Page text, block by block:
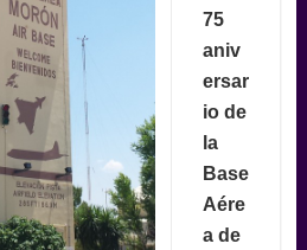
75
aniv
ersar
io de
la
Base
Aére
a de